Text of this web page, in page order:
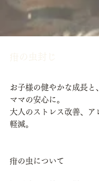
疳の虫封じ
お子様の健やかな成長と
ママの安心に。
大人のストレス改善、ア
軽減。
疳の虫について